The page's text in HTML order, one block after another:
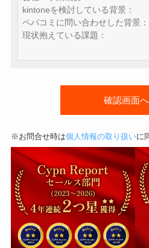
※お問合せ時は個人情報の取り扱いに